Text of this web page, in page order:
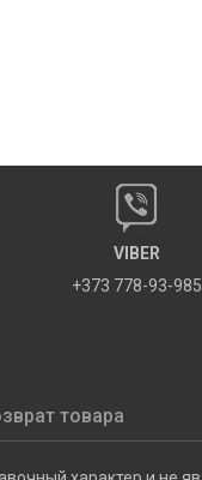
VIBER
+373 778-93-985
товара